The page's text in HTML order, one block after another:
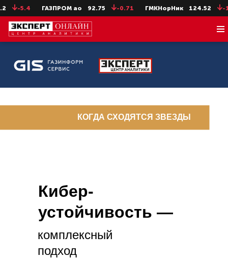
-5.4 ГАЗПРОМ ао 92.75 -0.71 ГМКНорНик 124.52 -1.26
Кибер-
устойчивость —
комплексный
подход
КОГДА СХОДЯТСЯ ЗВЕЗДЫ